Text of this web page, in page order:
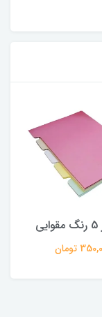
کارتابل طرح چرم (
600,000 تومان